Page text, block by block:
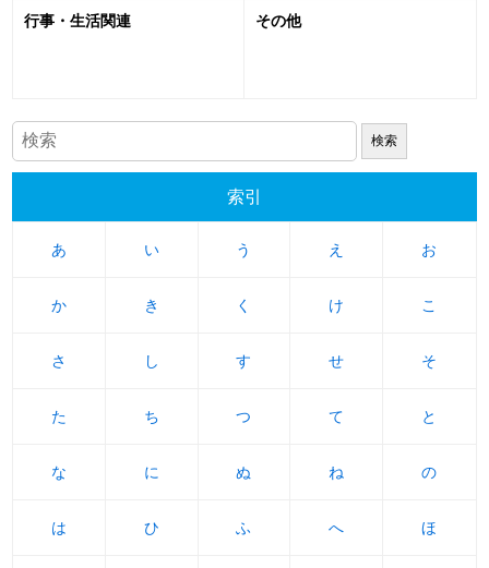
行事・生活関連 その他
索引
あ
あ い
い う
う え
え お
お
か
か き
き く
く け
け こ
こ
さ
さ し
し す
す せ
せ そ
そ
た
た ち
ち つ
つ て
て と
と
な
な に
に ぬ
ぬ ね
ね の
の
は
は ひ
ひ ふ
ふ へ
へ ほ
ほ